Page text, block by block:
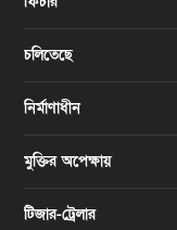
চলিতেছে
নির্মাণাধীন
মুক্তির অপেক্ষায়
টিজার-ট্রেলার